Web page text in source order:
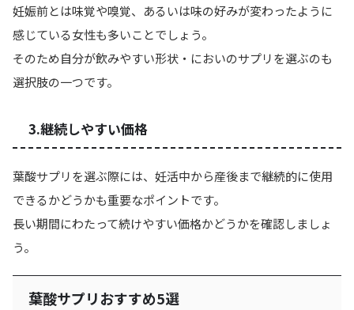
妊娠前とは味覚や嗅覚、あるいは味の好みが変わったように
感じている女性も多いことでしょう。
そのため自分が飲みやすい形状・においのサプリを選ぶのも
選択肢の一つです。
3.継続しやすい価格
葉酸サプリを選ぶ際には、 妊活中から産後まで継続的に使用
できるかどうかも重要なポイントです。
長い期間にわたって続けやすい価格かどうかを確認しましょ
う。
葉酸サプリおすすめ5選